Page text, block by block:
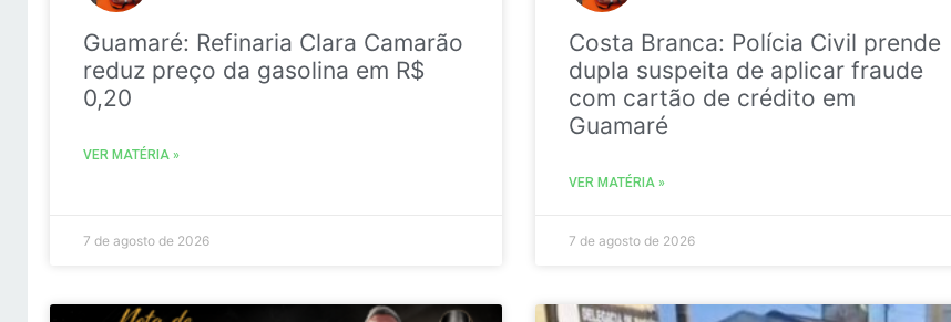
Guamaré: Refinaria Clara Camarão
reduz preço da gasolina em R$
0,20
VER MATÉRIA »
7 de agosto de 2026
Costa Branca: Polícia Civil prende
dupla suspeita de aplicar fraude
com cartão de crédito em
Guamaré
VER MATÉRIA »
7 de agosto de 2026